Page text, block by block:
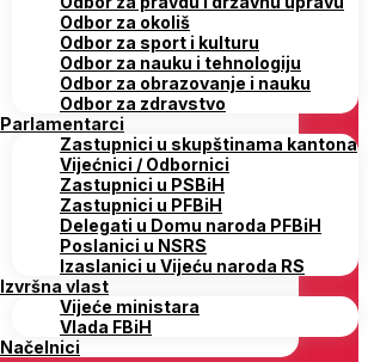
Odbor za okoliš
Odbor za sport i kulturu
Odbor za nauku i tehnologiju
Odbor za obrazovanje i nauku
Odbor za zdravstvo
Parlamentarci
Zastupnici u skupštinama kantona
Vijećnici / Odbornici
Zastupnici u PSBiH
Zastupnici u PFBiH
Delegati u Domu naroda PFBiH
Poslanici u NSRS
Izaslanici u Vijeću naroda RS
Izvršna vlast
Vijeće ministara
Vlada FBiH
Načelnici